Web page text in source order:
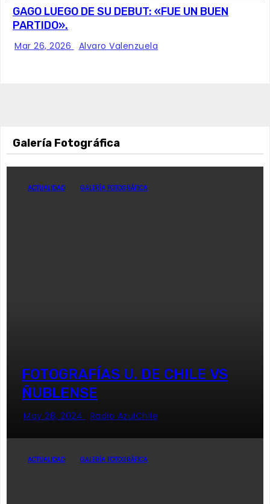
GAGO LUEGO DE SU DEBUT: «FUE UN BUEN
PARTIDO».
Mar 26, 2026 Alvaro Valenzuela
Galería Fotográfica
ACTUALIDAD GALERÍA FOTOGRÁFICA
FOTOGRAFÍAS U. DE CHILE VS
ÑUBLENSE
May 28, 2024 Radio AzulChile
ACTUALIDAD GALERÍA FOTOGRÁFICA